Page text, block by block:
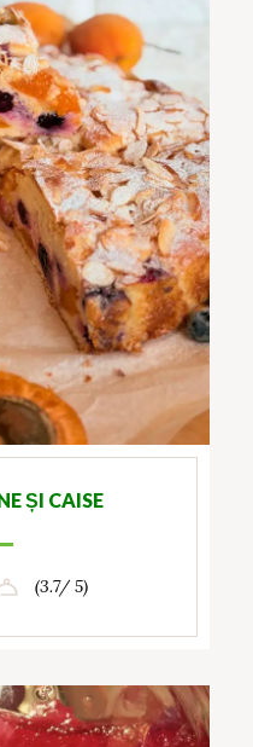
ȘI CAISE
(3.7/ 5)